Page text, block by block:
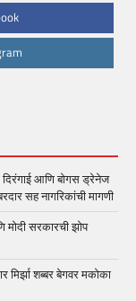
दिरंगाई आणि बोगस ड्रेनेज
सह नागरिकांची मागणी
सरकारची झोप
शब्बर बेगवर मकोका